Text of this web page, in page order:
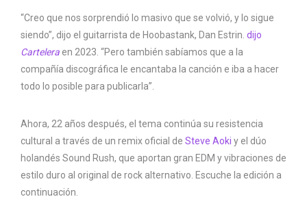
“Creo que nos sorprendió lo masivo que se volvió, y lo sigue
siendo”, dijo el guitarrista de Hoobastank, Dan Estrin. dijo
Cartelera en 2023. “Pero también sabíamos que a la
compañía discográfica le encantaba la canción e iba a hacer
todo lo posible para publicarla”.
Ahora, 22 años después, el tema continúa su resistencia
cultural a través de un remix oficial de Steve Aoki y el dúo
holandés Sound Rush, que aportan gran EDM y vibraciones de
estilo duro al original de rock alternativo. Escuche la edición a
continuación.